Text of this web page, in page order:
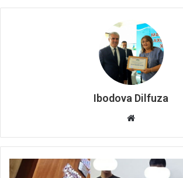
Ibodova Dilfuza
Website